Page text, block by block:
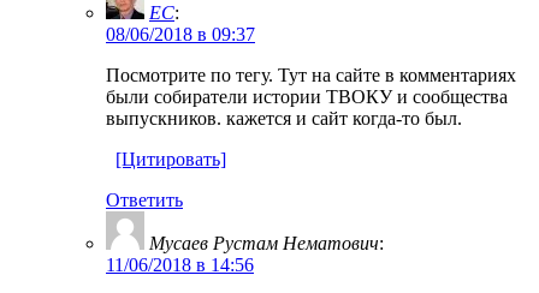
EC:
08/06/2018 в 09:37
Посмотрите по тегу. Тут на сайте в комментариях
были собиратели истории ТВОКУ и сообщества
выпускников. кажется и сайт когда-то был.
[Цитировать]
Ответить
Мусаев Рустам Нематович:
11/06/2018 в 14:56